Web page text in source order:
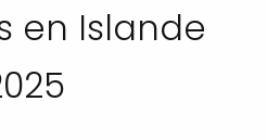
en Islande